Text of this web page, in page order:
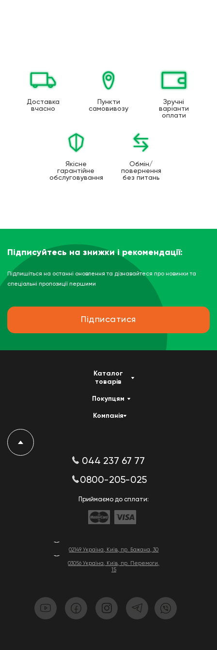
Доставка
вчасно
Пункти
самовивозу
Зручні
варіанти
оплати
Якісне
гарантійне
обслуговування
Обмін/
повернення
без питань
Підписуйтесь на знижки і рекомендації:
Підпишіться на останні оновлення та дізнавайтеся про новинки та
спеціальні пропозиції першими
Підписатися
02149 Україна, Київ, пр. Бажана, 30
03056 Україна, Київ, пр. Перемоги,
15
Каталог
товарів
Покупцям
Компанія
044 237 67 77
0800-205-025
Приймаємо до сплати: